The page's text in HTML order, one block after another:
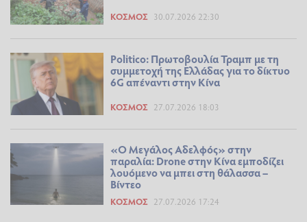
ΚΌΣΜΟΣ 30.07.2026 22:30
Politico: Πρωτοβουλία Τραμπ με τη
συμμετοχή της Ελλάδας για το δίκτυο
6G απέναντι στην Κίνα
ΚΌΣΜΟΣ 27.07.2026 18:03
«Ο Μεγάλος Αδελφός» στην
παραλία: Drone στην Κίνα εμποδίζει
λουόμενο να μπει στη θάλασσα –
Βίντεο
ΚΌΣΜΟΣ 27.07.2026 17:24